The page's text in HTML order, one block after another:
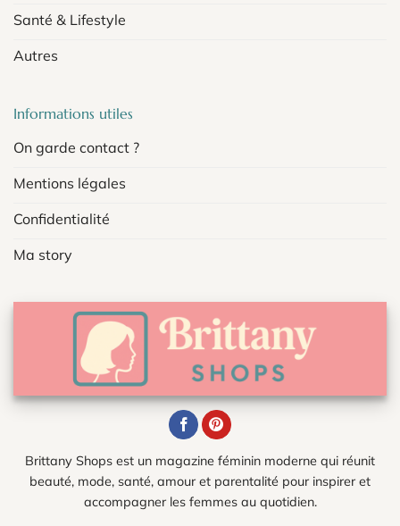
Santé & Lifestyle
Autres
Informations utiles
On garde contact ?
Mentions légales
Confidentialité
Ma story
Brittany Shops est un magazine féminin moderne qui réunit
beauté, mode, santé, amour et parentalité pour inspirer et
accompagner les femmes au quotidien.